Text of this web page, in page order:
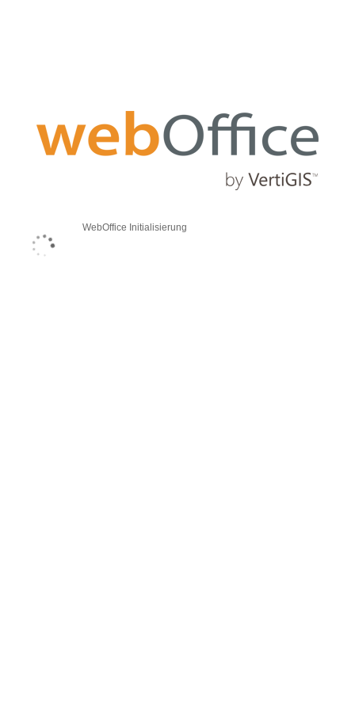
WebOffice Initialisierung